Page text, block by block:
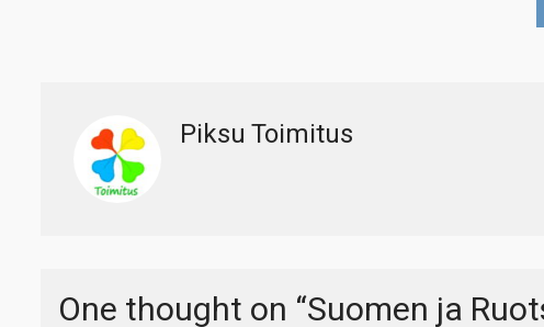
Piksu Toimitus
One thought on “Suomen ja